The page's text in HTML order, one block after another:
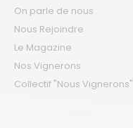
On parle de nous
Nous Rejoindre
Le Magazine
Nos Vignerons
Collectif "Nous Vignerons"